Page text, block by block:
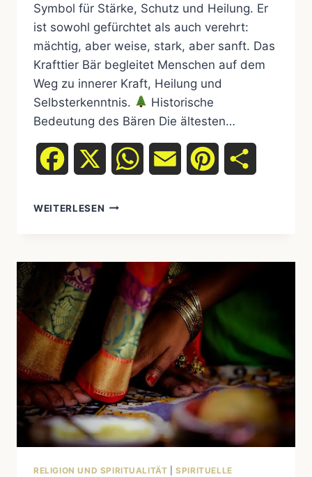
Symbol für Stärke, Schutz und Heilung. Er
ist sowohl gefürchtet als auch verehrt:
mächtig, aber weise, stark, aber sanft. Das
Krafttier Bär begleitet Menschen auf dem
Weg zu innerer Kraft, Heilung und
Selbsterkenntnis.
Historische
Bedeutung des Bären Die ältesten…
Facebook WhatsAppEmail Pinterest
WEITERLESEN
STÄRKE,
HEILUNG
SCHAMANISMUS
RELIGION UND SPIRITUALITÄT |SPIRITUELLE